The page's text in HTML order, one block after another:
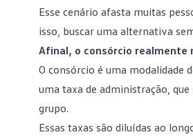
Esse cenário afasta muitas
isso, buscar uma alternativa
Afinal, o consórcio realmente
O consórcio é uma modalidade
uma taxa de administração,
grupo.
Essas taxas são diluídas ao